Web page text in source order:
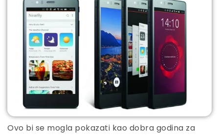
Ovo bi se mogla pokazati kao dobra godina za